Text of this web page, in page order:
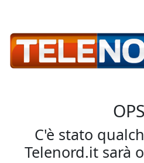
C'è stato
Telenord.it sarà